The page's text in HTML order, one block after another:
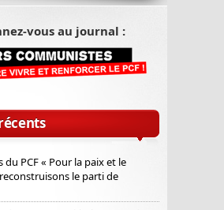
vous au journal :
du PCF « Pour la paix et le
le parti de